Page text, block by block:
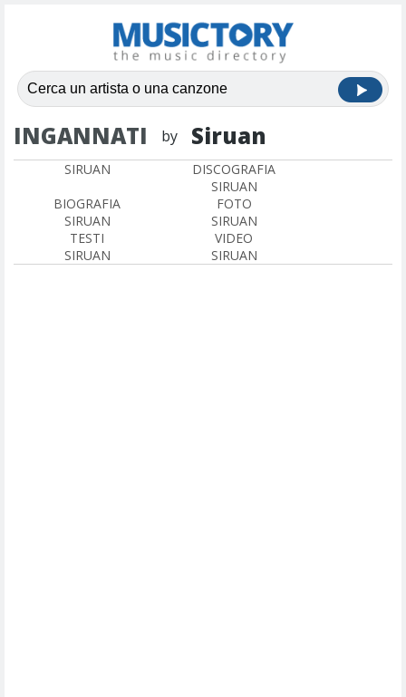
INGANNATI by Siruan
SIRUAN
DISCOGRAFIA
SIRUAN
BIOGRAFIA
SIRUAN
FOTO
SIRUAN
TESTI
SIRUAN
VIDEO
SIRUAN